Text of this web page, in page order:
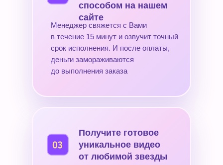
Менеджер свяжется с Вами
в течение 15 минут и озвучит точный
срок исполнения. И после оплаты,
деньги замораживаются
до выполнения заказа
способом на нашем
сайте
Получите готовое
уникальное видео
от любимой звезды